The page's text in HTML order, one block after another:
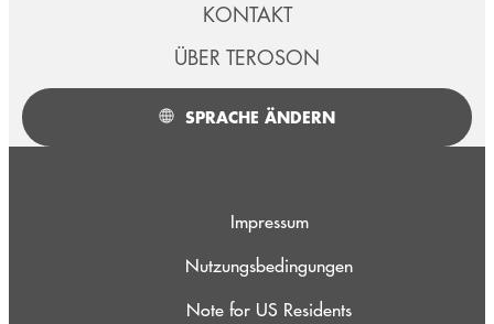
KONTAKT
ÜBER TEROSON
SPRACHE ÄNDERN
Impressum
Nutzungsbedingungen
Note for US Residents